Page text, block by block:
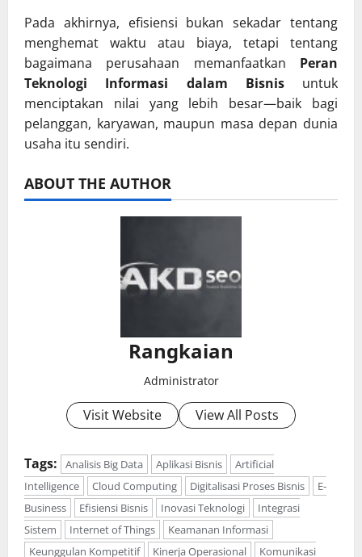
Pada akhirnya, efisiensi bukan sekadar tentang
menghemat waktu atau biaya, tetapi tentang
bagaimana perusahaan memanfaatkan Peran
Teknologi Informasi dalam Bisnisuntuk
menciptakan nilai yang lebih besar—baik bagi
pelanggan, karyawan, maupun masa depan dunia
usaha itu sendiri.
ABOUT THE AUTHOR
Rangkaian
Administrator
Visit Website View All Posts
Tags: Analisis Big Data Aplikasi Bisnis
Artificial
Intelligence
Cloud Computing Digitalisasi Proses Bisnis
E-
Business
Efisiensi Bisnis Inovasi Teknologi
Integrasi
Sistem
Internet of Things
Keamanan Informasi
Keunggulan Kompetitif
Kinerja Operasional Komunikasi